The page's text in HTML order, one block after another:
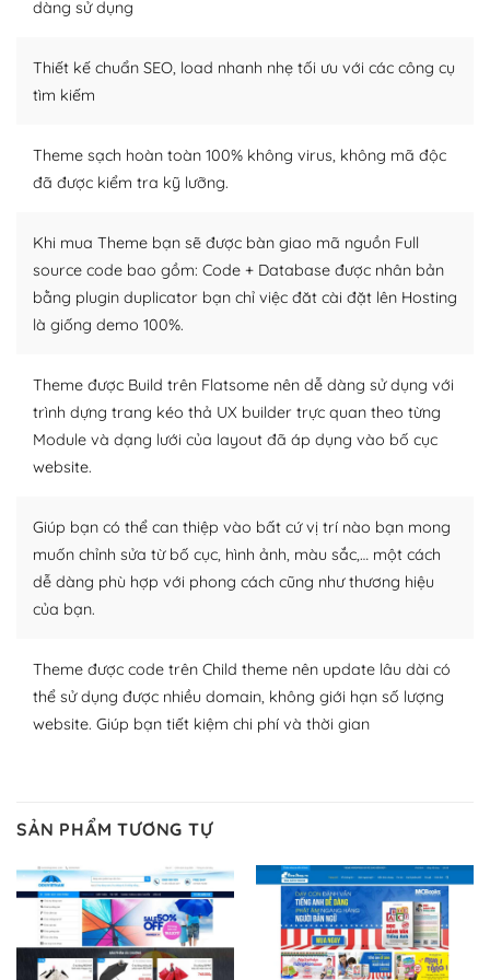
WordPress là nơi lưu trữ cho một diễn đàn cộng đồng
người cuồng tín WordPress.
Nếu bạn gặp khó khăn, bạn có thể lên mạng và tìm
lời, giải đáp vấn đề của bạn.
Cộng đồng sử dụng WordPress sẵn sàng hỗ trợ bạn
– Đa dạng plugin và themes
Plugin mở rộng là thành phần cài đặt thêm vào
WordPress để tăng thêm các tính năng cần thiết. Có
nhiều plugin trả phí hoặc miễn phí.
Nhờ lượng người dùng đông đảo, thư viện themes và
thích chọn lựa plugin và themes phù hợp cho mục đích
lập website của mình.
WordPress đa dạng plugin và themes
Với mọi Hosting bất kỳ thì WordPress đều có thể dễ
dàng thiết lập vì thực tế nó đã cung cấp khoảng 60%
trang web WordPress của bạn.
Dễ dàng lựa chọn Hosting cho website WordPress
– Bảo mật cực tốt
Vì WordPress hiện là nền tảng xây dựng trang web và
dàng sử dụng
Thiết kế chuẩn SEO, load nhanh nhẹ tối ưu với các công cụ
tìm kiếm
Theme sạch hoàn toàn 100% không virus, không mã độc
đã được kiểm tra kỹ lưỡng.
Khi mua Theme bạn sẽ được bàn giao mã nguồn Full
source code bao gồm: Code + Database được nhân bản
bằng plugin duplicator bạn chỉ việc đăt cài đặt lên Hosting
là giống demo 100%.
Theme được Build trên Flatsome nên dễ dàng sử dụng với
trình dựng trang kéo thả UX builder trực quan theo từng
Module và dạng lưới của layout đã áp dụng vào bố cục
website.
Giúp bạn có thể can thiệp vào bất cứ vị trí nào bạn mong
muốn chỉnh sửa từ bố cục, hình ảnh, màu sắc,… một cách
dễ dàng phù hợp với phong cách cũng như thương hiệu
của bạn.
Theme được code trên Child theme nên update lâu dài có
thể sử dụng được nhiều domain, không giới hạn số lượng
website. Giúp bạn tiết kiệm chi phí và thời gian
SẢN PHẨM TƯƠNG TỰ